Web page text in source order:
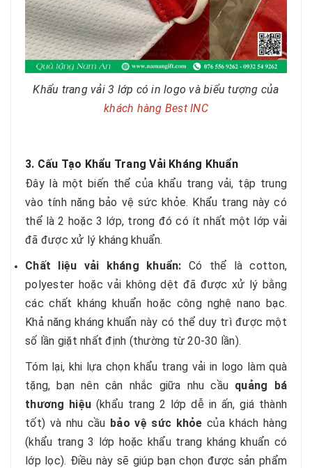
Khẩu trang vải 3 lớp có in logo và biểu tượng của
khách hàng Best INC
3. Cấu Tạo Khẩu Trang Vải Kháng Khuẩn
Đây là một biến thể của khẩu trang vải, tập trung
vào tính năng bảo vệ sức khỏe. Khẩu trang này có
thể là 2 hoặc 3 lớp, trong đó có ít nhất một lớp vải
đã được xử lý kháng khuẩn.
Chất liệu vải kháng khuẩn: Có thể là cotton,
polyester hoặc vải không dệt đã được xử lý bằng
các chất kháng khuẩn hoặc công nghệ nano bạc.
Khả năng kháng khuẩn này có thể duy trì được một
số lần giặt nhất định (thường từ 20-30 lần).
Tóm lại, khi lựa chọn khẩu trang vải in logo làm quà
tặng, bạn nên cân nhắc giữa nhu cầu quảng bá
thương hiệu (khẩu trang 2 lớp dễ in ấn, giá thành
tốt) và nhu cầu bảo vệ sức khỏe của khách hàng
(khẩu trang 3 lớp hoặc khẩu trang kháng khuẩn có
lớp lọc). Điều này sẽ giúp bạn chọn được sản phẩm